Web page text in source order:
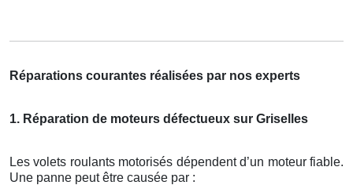
Réparations courantes réalisées par nos experts
1. Réparation de moteurs défectueux sur Griselles
Les volets roulants motorisés dépendent d’un moteur fiable.
Une panne peut être causée par :